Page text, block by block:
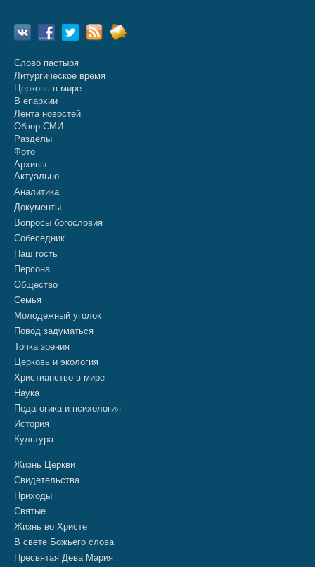
Слово пастыря
Литургическое время
Церковь в мире
В епархии
Лента новостей
Обзор СМИ
Разделы
Фото
Архивы
Актуально
Аналитика
Документы
Вопросы богословия
Собеседник
Наш гость
Персона
Общество
Семья
Молодежный уголок
Повод задуматься
Точка зрения
Церковь и экология
Христианство в мире
Наука
Педагогика и психология
История
Культура
Жизнь Церкви
Свидетельства
Приходы
Святые
Жизнь во Христе
В свете Божьего слова
Пресвятая Дева Мария